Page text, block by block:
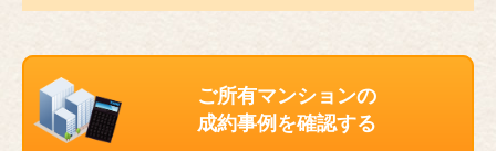
ご所有マンションの
成約事例を確認する